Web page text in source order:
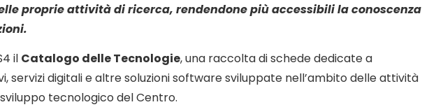
proprie attività di ricerca, rendendone più accessibili la conoscenza
il Catalogo delle Tecnologie, una raccolta di schede dedicate a
servizi digitali e altre soluzioni software sviluppate nell’ambito delle attività
tecnologico del Centro.